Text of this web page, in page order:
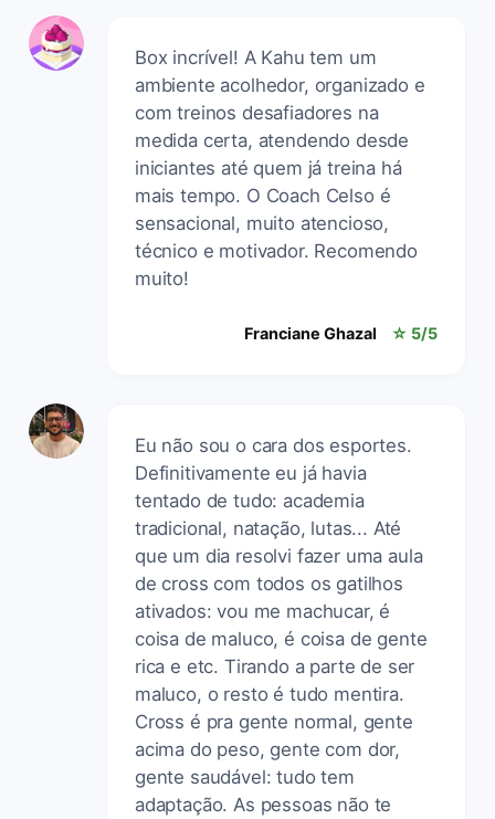
Box incrível! A Kahu tem um
ambiente acolhedor, organizado e
com treinos desafiadores na
medida certa, atendendo desde
iniciantes até quem já treina há
mais tempo. O Coach Celso é
sensacional, muito atencioso,
técnico e motivador. Recomendo
muito!
Franciane Ghazal ☆ 5/5
Eu não sou o cara dos esportes.
Definitivamente eu já havia
tentado de tudo: academia
tradicional, natação, lutas... Até
que um dia resolvi fazer uma aula
de cross com todos os gatilhos
ativados: vou me machucar, é
coisa de maluco, é coisa de gente
rica e etc. Tirando a parte de ser
maluco, o resto é tudo mentira.
Cross é pra gente normal, gente
acima do peso, gente com dor,
gente saudável: tudo tem
adaptação. As pessoas não te